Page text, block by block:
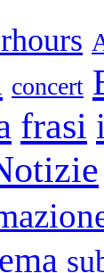
concert
frasi